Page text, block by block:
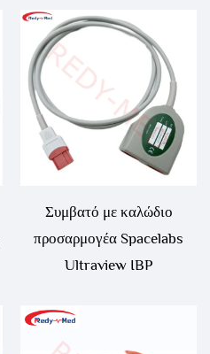
Συμβατό με καλώδιο
προσαρμογέα Spacelabs
Ultraview IBP